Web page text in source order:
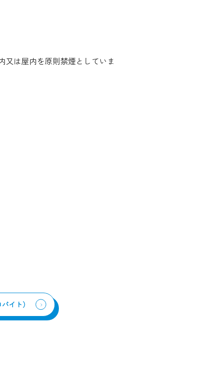
又は屋内を原則禁煙としていま
イト）